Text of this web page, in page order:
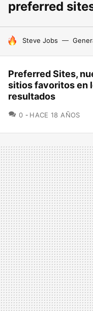
preferred
HOY SE HABLA DE
Steve Jobs
Preferred Sites,
sitios favoritos en
resultados
0 COMENTARIOS
HACE 18 AÑOS